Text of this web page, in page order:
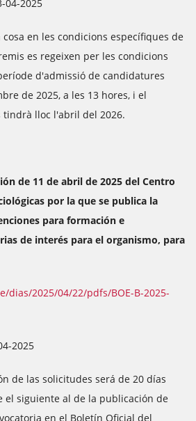
04-2025
en les condicions específiques de
es regeixen per les condicions
d'admissió de candidatures
de 2025, a les 13 hores, i el
lloc l'abril del 2026.
de 11 de abril de 2025 del Centro
por la que se publica la
para formación e
de interés para el organismo, para
dias/2025/04/22/pdfs/BOE-B-2025-
2025
de las solicitudes será de 20 días
el siguiente al de la publicación de
en el Boletín Oficial del